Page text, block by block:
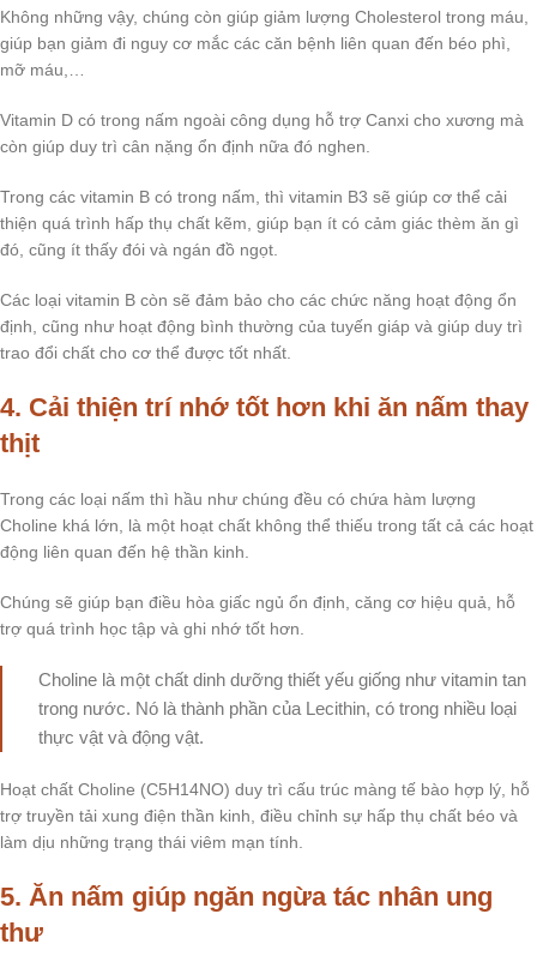
Không những vậy, chúng còn giúp giảm lượng Cholesterol trong máu,
giúp bạn giảm đi nguy cơ mắc các căn bệnh liên quan đến béo phì,
mỡ máu,…
Vitamin D có trong nấm ngoài công dụng hỗ trợ Canxi cho xương mà
còn giúp duy trì cân nặng ổn định nữa đó nghen.
Trong các vitamin B có trong nấm, thì vitamin B3 sẽ giúp cơ thể cải
thiện quá trình hấp thụ chất kẽm, giúp bạn ít có cảm giác thèm ăn gì
đó, cũng ít thấy đói và ngán đồ ngọt.
Các loại vitamin B còn sẽ đảm bảo cho các chức năng hoạt động ổn
định, cũng như hoạt động bình thường của tuyến giáp và giúp duy trì
trao đổi chất cho cơ thể được tốt nhất.
4. Cải thiện trí nhớ tốt hơn khi ăn nấm thay
thịt
Trong các loại nấm thì hầu như chúng đều có chứa hàm lượng
Choline khá lớn, là một hoạt chất không thể thiếu trong tất cả các hoạt
động liên quan đến hệ thần kinh.
Chúng sẽ giúp bạn điều hòa giấc ngủ ổn định, căng cơ hiệu quả, hỗ
trợ quá trình học tập và ghi nhớ tốt hơn.
Choline là một chất dinh dưỡng thiết yếu giống như vitamin tan
trong nước. Nó là thành phần của Lecithin, có trong nhiều loại
thực vật và động vật.
Hoạt chất Choline (C5H14NO) duy trì cấu trúc màng tế bào hợp lý, hỗ
trợ truyền tải xung điện thần kinh, điều chỉnh sự hấp thụ chất béo và
làm dịu những trạng thái viêm mạn tính.
5. Ăn nấm giúp ngăn ngừa tác nhân ung
thư